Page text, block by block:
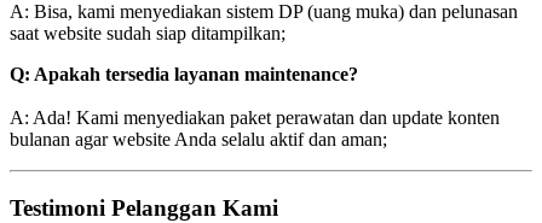
A: Bisa, kami menyediakan sistem DP (uang muka) dan pelunasan
saat website sudah siap ditampilkan;
Q: Apakah tersedia layanan maintenance?
A: Ada! Kami menyediakan paket perawatan dan update konten
bulanan agar website Anda selalu aktif dan aman;
Testimoni Pelanggan Kami